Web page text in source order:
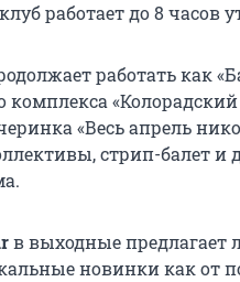
работает до 8 часов
работать как
комплекса
«Весь апрель
стрип-балет и
в выходные предлагает
новинки как от